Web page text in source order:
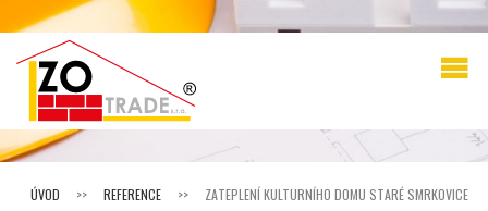
ÚVOD >> REFERENCE >> ZATEPLENÍ KULTURNÍHO DOMU STARÉ SMRKOVICE